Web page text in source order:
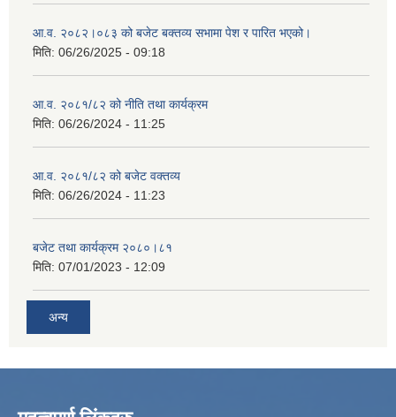
आ‍.व. २०८२।०८३ को बजेट बक्तव्य सभामा पेश र पारित भएको।
मिति: 06/26/2025 - 09:18
आ.व. २०८१/८२ को नीति तथा कार्यक्रम
मिति: 06/26/2024 - 11:25
आ.व. २०८१/८२ को बजेट वक्तव्य
मिति: 06/26/2024 - 11:23
बजेट तथा कार्यक्रम २०८०।८१
मिति: 07/01/2023 - 12:09
अन्य